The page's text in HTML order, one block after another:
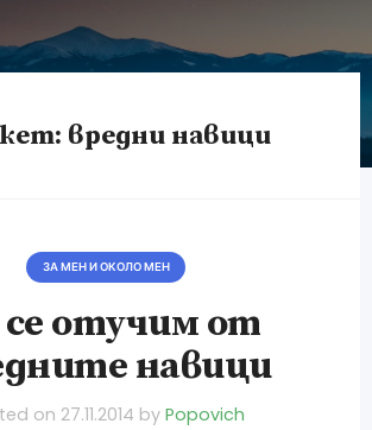
вредни навици
ЗА МЕН И ОКОЛО МЕН
отучим от
навици
on 27.11.2014 by Popovich